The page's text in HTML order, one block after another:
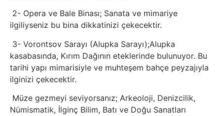
Hosting
Hukuk
İnstagram
İnternet
2- Opera ve Bale Binası; Sanata ve mimariye
ilgiliyseniz bu bina dikkatinizi çekecektir.
3- Vorontsov Sarayı (Alupka Sarayı);Alupka
kasabasında, Kırım Dağının eteklerinde bulunuyor. Bu
tarihi yapı mimarisiyle ve muhteşem bahçe peyzajıyla
ilginizi çekecektir.
Müze gezmeyi seviyorsanız; Arkeoloji, Denizcilik,
Nümismatik, İlginç Bilim, Batı ve Doğu Sanatları